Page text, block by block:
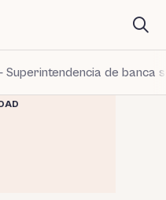
Superintendencia de banca